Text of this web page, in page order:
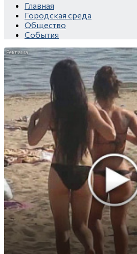
Главная
Городская среда
Общество
События